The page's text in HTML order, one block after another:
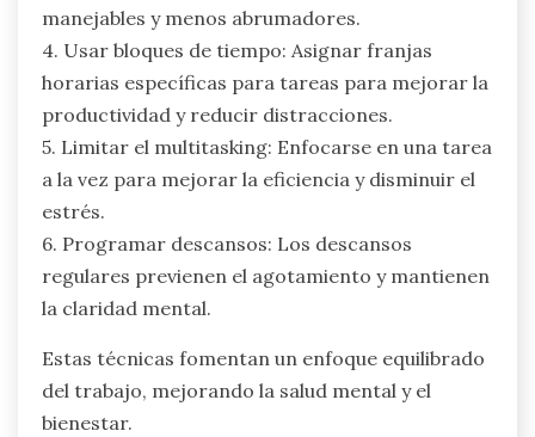
manejables y menos abrumadores.
4. Usar bloques de tiempo: Asignar franjas
horarias específicas para tareas para mejorar la
productividad y reducir distracciones.
5. Limitar el multitasking: Enfocarse en una tarea
a la vez para mejorar la eficiencia y disminuir el
estrés.
6. Programar descansos: Los descansos
regulares previenen el agotamiento y mantienen
la claridad mental.
Estas técnicas fomentan un enfoque equilibrado
del trabajo, mejorando la salud mental y el
bienestar.